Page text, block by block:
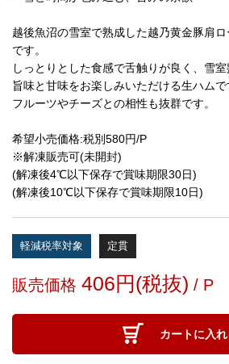
越後魚沼の雪室で熟成した越乃黄金豚肩
です。
しっとりとした食感で舌触りが良く、雪
旨味と甘味をお楽しみいただける生ハムで
フルーツやチーズとの相性も抜群です。
希望小売価格:税別580円/P
※解凍販売可(未開封)
(解凍後4℃以下保存で賞味期限30日)
(解凍後10℃以下保存で賞味期限10日)
軽減税率対象 定貫
販売価格 406円(税抜) / P
カートに入れ